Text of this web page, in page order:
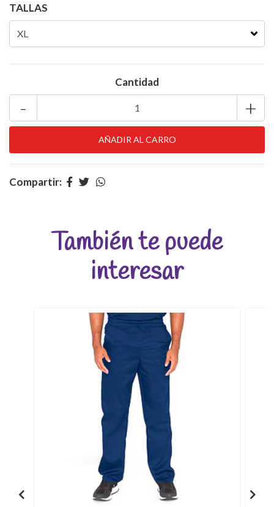
TALLAS
Cantidad
+
-
Compartir:
También te puede
interesar